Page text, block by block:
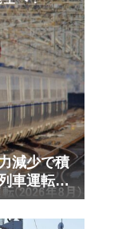
減少で積
車運転